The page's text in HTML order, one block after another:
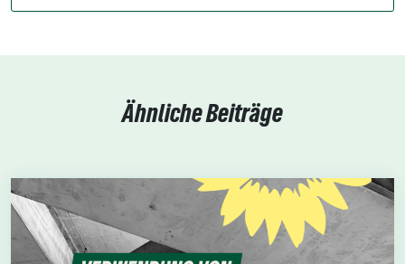
Ähnliche Beiträge